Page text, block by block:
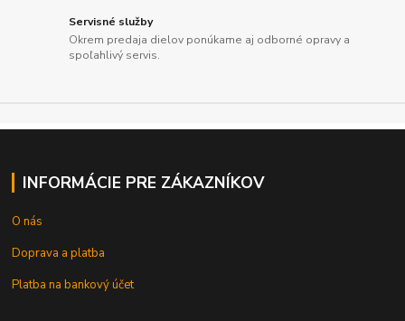
Servisné služby
Okrem predaja dielov ponúkame aj odborné opravy a
spoľahlivý servis.
INFORMÁCIE PRE ZÁKAZNÍKOV
O nás
Doprava a platba
Platba na bankový účet